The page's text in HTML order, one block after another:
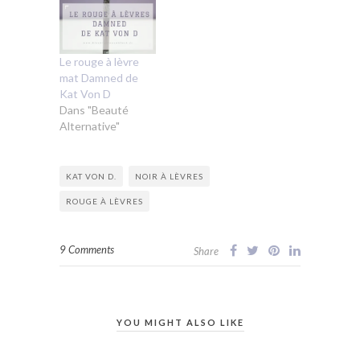
Le rouge à lèvre
mat Damned de
Kat Von D
Dans "Beauté
Alternative"
KAT VON D. NOIR À LÈVRES
ROUGE À LÈVRES
9 Comments Share
YOU MIGHT ALSO LIKE